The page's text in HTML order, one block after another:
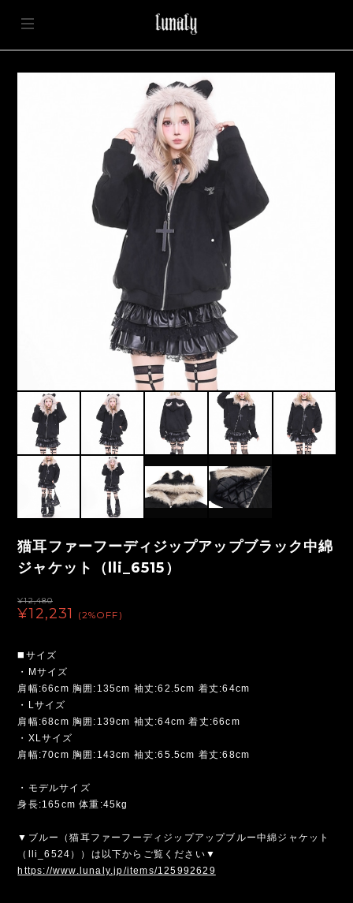
猫耳ファーフーディジップアップブラック中綿
ジャケット（lli_6515）
¥12,480
¥12,231 (2%OFF)
◼️サイズ
・Mサイズ
肩幅:66cm 胸囲:135cm 袖丈:62.5cm 着丈:64cm
・Lサイズ
肩幅:68cm 胸囲:139cm 袖丈:64cm 着丈:66cm
・XLサイズ
肩幅:70cm 胸囲:143cm 袖丈:65.5cm 着丈:68cm
・モデルサイズ
身長:165cm 体重:45kg
▼ブルー（猫耳ファーフーディジップアップブルー中綿ジャケット
（lli_6524））は以下からご覧ください▼
https://www.lunaly.jp/items/125992629